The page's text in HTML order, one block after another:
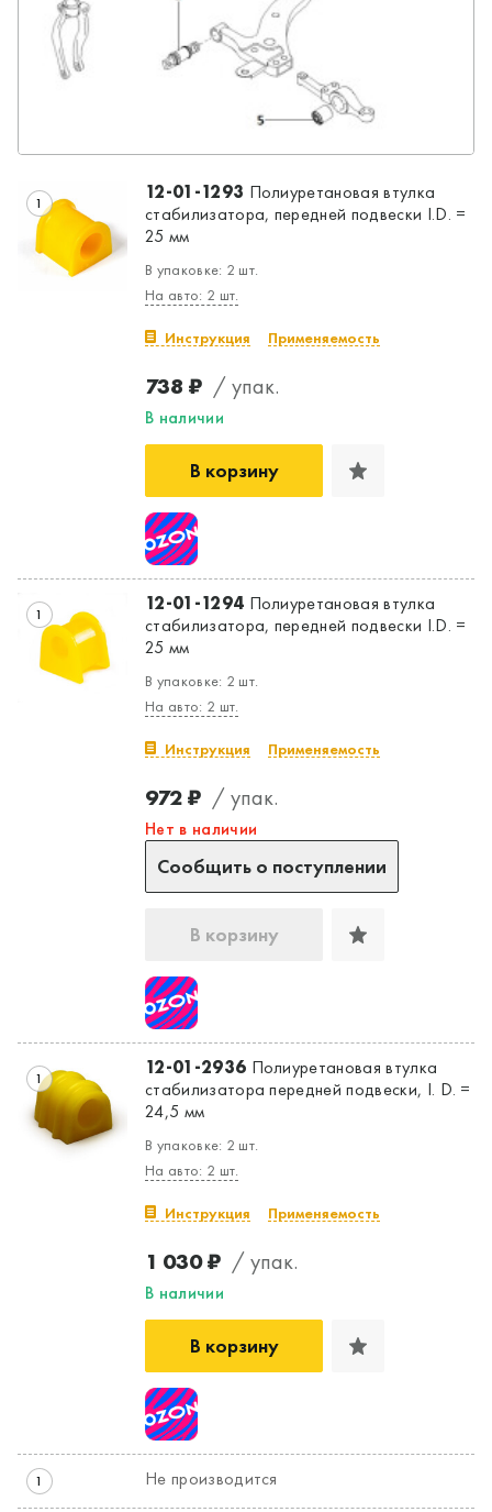
1 12-01-1293 Полиуретановая втулка
стабилизатора, передней подвески I.D. =
25 мм
В упаковке: 2 шт.
На авто: 2 шт.
Инструкция Применяемость
738 ₽ / упак.
В наличии
В корзину
1 12-01-1294 Полиуретановая втулка
стабилизатора, передней подвески I.D. =
25 мм
В упаковке: 2 шт.
На авто: 2 шт.
Инструкция Применяемость
972 ₽ / упак.
Нет в наличии
Сообщить о поступлении
В корзину
1 12-01-2936 Полиуретановая втулка
стабилизатора передней подвески, I. D. =
24,5 мм
В упаковке: 2 шт.
На авто: 2 шт.
Инструкция Применяемость
1 030 ₽ / упак.
В наличии
В корзину
1 Не производится